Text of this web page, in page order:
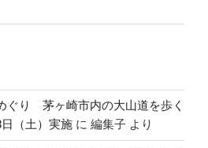
ぐり 茅ヶ崎市内の大山道を歩く
（土）実施 に 編集子 より